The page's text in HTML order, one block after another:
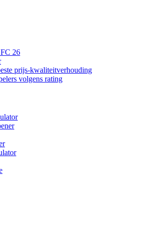
26
prijs-kwaliteitverhouding
volgens rating